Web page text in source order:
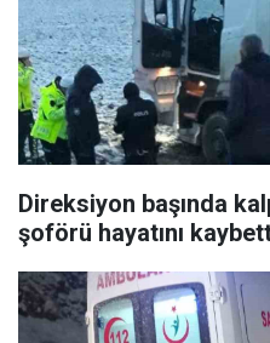
Direksiyon başında
şoförü hayatını